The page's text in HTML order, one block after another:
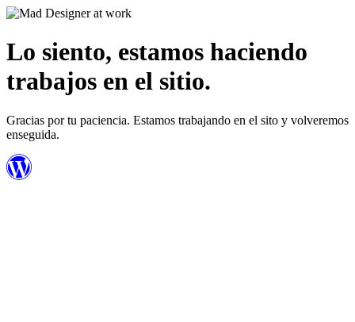
Lo siento, estamos haciendo
trabajos en el sitio.
Gracias por tu paciencia. Estamos trabajando en el sito y volveremos
enseguida.